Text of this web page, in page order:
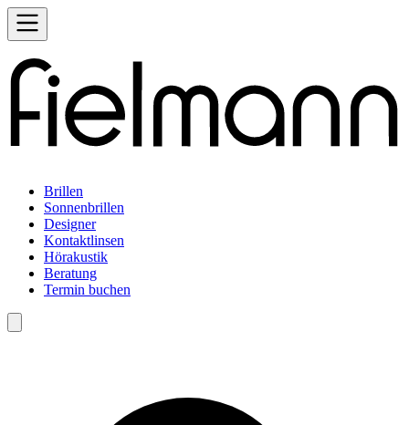
Brillen
Sonnenbrillen
Designer
Kontaktlinsen
Hörakustik
Beratung
Termin buchen